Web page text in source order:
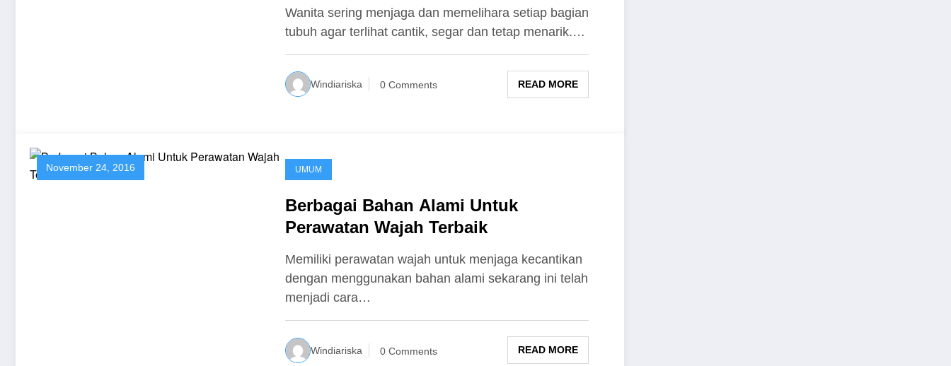
Wanita sering menjaga dan memelihara setiap bagian
tubuh agar terlihat cantik, segar dan tetap menarik.…
Windiariska 0 Comments READ MORE
November 24, 2016 UMUM
Berbagai Bahan Alami Untuk
Perawatan Wajah Terbaik
Memiliki perawatan wajah untuk menjaga kecantikan
dengan menggunakan bahan alami sekarang ini telah
menjadi cara…
Windiariska 0 Comments READ MORE